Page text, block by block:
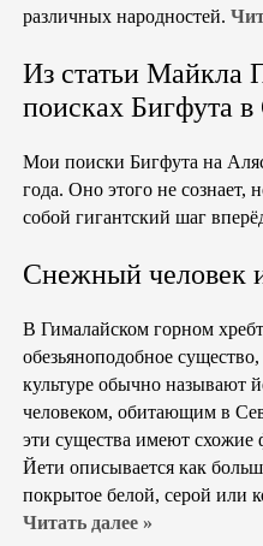
различных народностей.
Из статьи Майкла
поисках Бигфута
Мои поиски Бигфута на
года. Оно этого не сознает,
собой гигантский шаг
Снежный человек
В Гималайском горном
обезьяноподобное
культуре обычно называют
человеком, обитающим в
эти существа имеют схожие
Йети описывается как
покрытое белой, серой или
Читать далее »